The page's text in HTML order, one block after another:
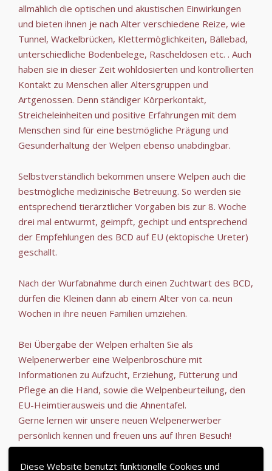
Diese Website benutzt funktionelle Cookies und
allmählich die optischen und akustischen Einwirkungen
und bieten ihnen je nach Alter verschiedene Reize, wie
Tunnel, Wackelbrücken, Klettermöglichkeiten, Bällebad,
unterschiedliche Bodenbelege, Rascheldosen etc. . Auch
haben sie in dieser Zeit wohldosierten und kontrollierten
Kontakt zu Menschen aller Altersgruppen und
Artgenossen. Denn ständiger Körperkontakt,
Streicheleinheiten und positive Erfahrungen mit dem
Menschen sind für eine bestmögliche Prägung und
Gesunderhaltung der Welpen ebenso unabdingbar.
Selbstverständlich bekommen unsere Welpen auch die
bestmögliche medizinische Betreuung. So werden sie
entsprechend tierärztlicher Vorgaben bis zur 8. Woche
drei mal entwurmt, geimpft, gechipt und entsprechend
der Empfehlungen des BCD auf EU (ektopische Ureter)
geschallt.
Nach der Wurfabnahme durch einen Zuchtwart des BCD,
dürfen die Kleinen dann ab einem Alter von ca. neun
Wochen in ihre neuen Familien umziehen.
Bei Übergabe der Welpen erhalten Sie als
Welpenerwerber eine Welpenbroschüre mit
Informationen zu Aufzucht, Erziehung, Fütterung und
Pflege an die Hand, sowie die Welpenbeurteilung, den
EU-Heimtierausweis und die Ahnentafel.
Gerne lernen wir unsere neuen Welpenerwerber
persönlich kennen und freuen uns auf Ihren Besuch!
Nach Abgabe der Welpen freuen wir uns mit Ihnen in
Kontakt zu bleiben und stehen Ihnen selbstverständlich